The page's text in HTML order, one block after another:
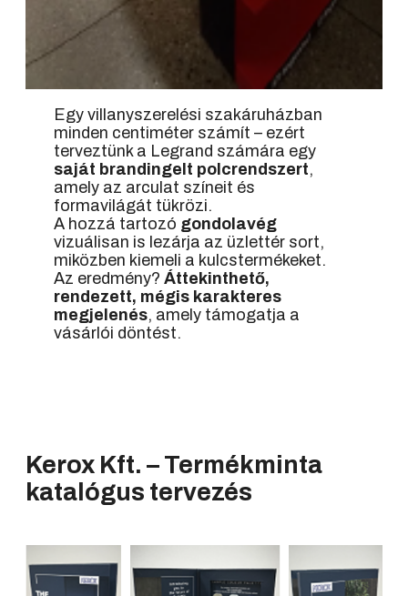
Egy villanyszerelési szakáruházban
minden centiméter számít – ezért
terveztünk a Legrand számára egy
saját brandingelt polcrendszert,
amely az arculat színeit és
formavilágát tükrözi.
A hozzá tartozó gondolavég
vizuálisan is lezárja az üzlettér sort,
miközben kiemeli a kulcstermékeket.
Az eredmény?Áttekinthető,
rendezett, mégis karakteres
megjelenés, amely támogatja a
vásárlói döntést.
Kerox Kft. – Termékminta
katalógus tervezés